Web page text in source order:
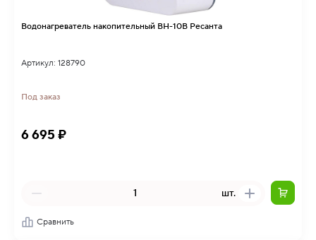
Водонагреватель накопительный ВН-10В Ресанта
Артикул: 128790
Под заказ
6 695 ₽
шт.
Сравнить